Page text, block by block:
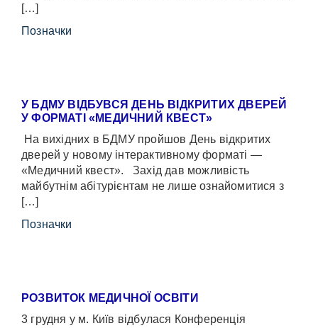
[…]
Позначки
У БДМУ ВІДБУВСЯ ДЕНЬ ВІДКРИТИХ ДВЕРЕЙ
У ФОРМАТІ «МЕДИЧНИЙ КВЕСТ»
На вихідних в БДМУ пройшов День відкритих
дверей у новому інтерактивному форматі —
«Медичний квест». Захід дав можливість
майбутнім абітурієнтам не лише ознайомитися з
[…]
Позначки
РОЗВИТОК МЕДИЧНОЇ ОСВІТИ
3 грудня у м. Київ відбулася Конференція